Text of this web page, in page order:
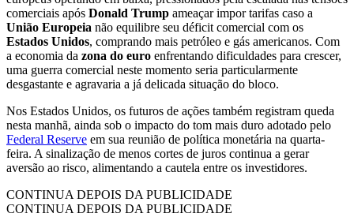
comerciais após Donald Trump ameaçar impor tarifas caso a
União Europeia não equilibre seu déficit comercial com os
Estados Unidos, comprando mais petróleo e gás americanos. Com
a economia da zona do euro enfrentando dificuldades para crescer,
uma guerra comercial neste momento seria particularmente
desgastante e agravaria a já delicada situação do bloco.
Nos Estados Unidos, os futuros de ações também registram queda
nesta manhã, ainda sob o impacto do tom mais duro adotado pelo
Federal Reserve em sua reunião de política monetária na quarta-
feira. A sinalização de menos cortes de juros continua a gerar
aversão ao risco, alimentando a cautela entre os investidores.
CONTINUA DEPOIS DA PUBLICIDADE
CONTINUA DEPOIS DA PUBLICIDADE